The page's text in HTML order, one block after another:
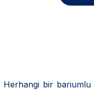
Herhangi bir bariumlu